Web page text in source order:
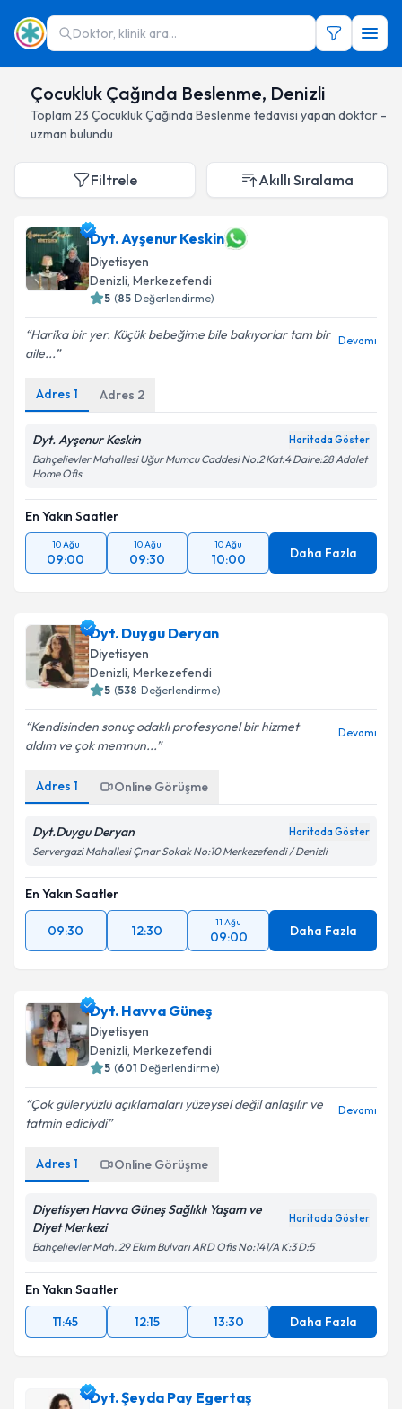
Doktor, klinik ara...
Çocukluk Çağında Beslenme, Denizli
Toplam 23 Çocukluk Çağında Beslenme tedavisi yapan doktor -
uzman bulundu
Filtrele Akıllı Sıralama
Dyt. Ayşenur Keskin
Diyetisyen
Denizli, Merkezefendi
5 (85 Değerlendirme)
Harika bir yer. Küçük bebeğime bile bakıyorlar tam bir
aile...
Devamı
Adres 1 Adres 2
Dyt. Ayşenur Keskin Haritada Göster
Bahçelievler Mahallesi Uğur Mumcu Caddesi No:2 Kat:4 Daire:28 Adalet
Home Ofis
En Yakın Saatler
10 Ağu
09:00
10 Ağu
09:30
10 Ağu
10:00 Daha Fazla
Dyt. Duygu Deryan
Diyetisyen
Denizli, Merkezefendi
5 (538 Değerlendirme)
Kendisinden sonuç odaklı profesyonel bir hizmet
aldım ve çok memnun...
Devamı
Adres 1 Online Görüşme
Dyt.Duygu Deryan Haritada Göster
Servergazi Mahallesi Çınar Sokak No:10 Merkezefendi / Denizli
En Yakın Saatler
09:30 12:30
11 Ağu
09:00 Daha Fazla
Dyt. Havva Güneş
Diyetisyen
Denizli, Merkezefendi
5 (601 Değerlendirme)
Çok güleryüzlü açıklamaları yüzeysel değil anlaşılır ve
tatmin ediciydi
Devamı
Adres 1 Online Görüşme
Diyetisyen Havva Güneş Sağlıklı Yaşam ve
Diyet Merkezi
Haritada Göster
Bahçelievler Mah. 29 Ekim Bulvarı ARD Ofis No:141/A K:3 D:5
En Yakın Saatler
11:45
12:15 13:30 Daha Fazla
Dyt. Şeyda Pay Egertaş